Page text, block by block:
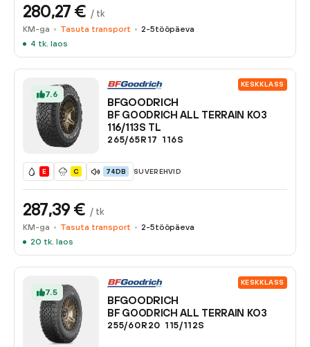
280,27 € / tk
KM-ga Tasuta transport 2-5tööpäeva
4 tk. laos
7.6
KESKKLASS
BFGOODRICH
BF GOODRICH ALL TERRAIN KO3
116/113S TL
265/65R17 116S
E C 74DB SUVEREHVID
287,39 € / tk
KM-ga Tasuta transport 2-5tööpäeva
20 tk. laos
7.5
KESKKLASS
BFGOODRICH
BF GOODRICH ALL TERRAIN KO3
255/60R20 115/112S